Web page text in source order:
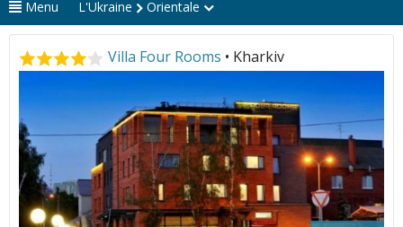
Menu L'Ukraine Orientale
Villa Four Rooms • Kharkiv